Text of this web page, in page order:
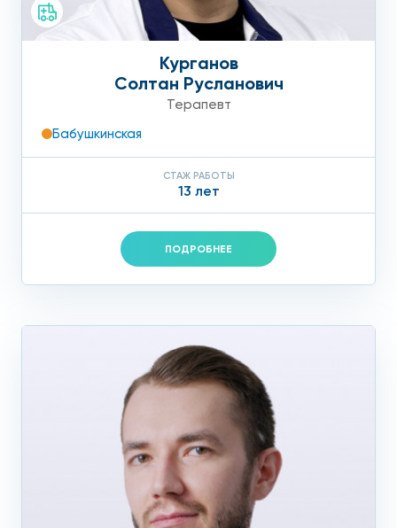
Курганов
Солтан Русланович
Терапевт
Бабушкинская
СТАЖ РАБОТЫ
13 лет
ПОДРОБНЕЕ